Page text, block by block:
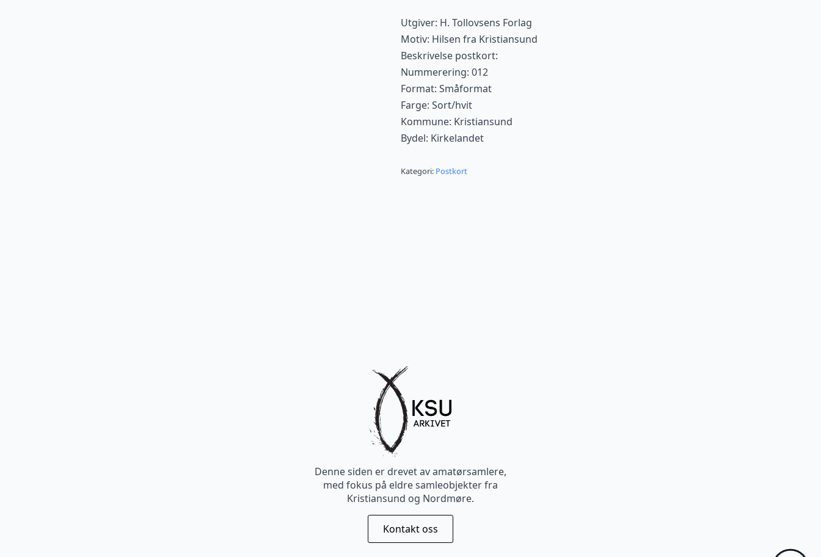
Utgiver: H. Tollovsens Forlag
Motiv: Hilsen fra Kristiansund
Beskrivelse postkort:
Nummerering: 012
Format: Småformat
Farge: Sort/hvit
Kommune: Kristiansund
Bydel: Kirkelandet
Kategori: Postkort
Denne siden er drevet av amatørsamlere,
med fokus på eldre samleobjekter fra
Kristiansund og Nordmøre.
Kontakt oss